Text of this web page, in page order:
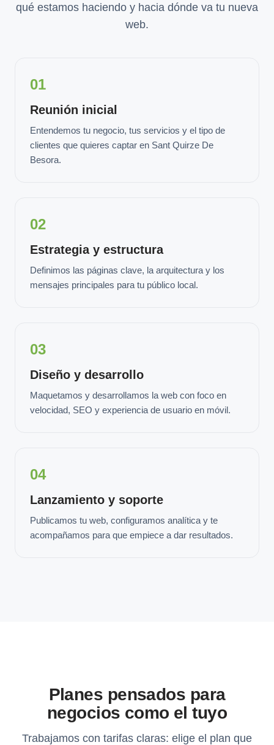
qué estamos haciendo y hacia dónde va tu nueva
web.
01
Reunión inicial
Entendemos tu negocio, tus servicios y el tipo de
clientes que quieres captar en Sant Quirze De
Besora.
02
Estrategia y estructura
Definimos las páginas clave, la arquitectura y los
mensajes principales para tu público local.
03
Diseño y desarrollo
Maquetamos y desarrollamos la web con foco en
velocidad, SEO y experiencia de usuario en móvil.
04
Lanzamiento y soporte
Publicamos tu web, configuramos analítica y te
acompañamos para que empiece a dar resultados.
Planes pensados para
negocios como el tuyo
Trabajamos con tarifas claras: elige el plan que